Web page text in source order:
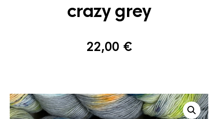
crazy grey
22,00 €